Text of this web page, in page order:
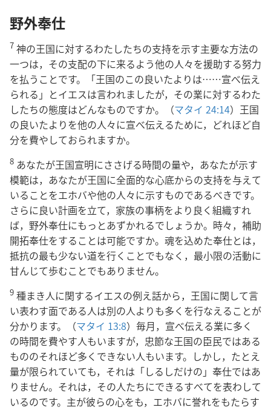
野外奉仕
7 神の王国に対するわたしたちの支持を示す主要な方法の
一つは，その支配の下に来るよう他の人々を援助する努力
を払うことです。「王国のこの良いたよりは……宣べ伝え
られる」とイエスは言われましたが，その業に対するわた
したちの態度はどんなものですか。（マタイ 24:14）王国
の良いたよりを他の人々に宣べ伝えるために，どれほど自
分を費やしておられますか。
8 あなたが王国宣明にささげる時間の量や，あなたが示す
模範は，あなたが王国に全面的な心底からの支持を与えて
いることをエホバや他の人々に示すものであるべきです。
さらに良い計画を立て，家族の事柄をより良く組織すれ
ば，野外奉仕にもっとあずかれるでしょうか。時々，補助
開拓奉仕をすることは可能ですか。魂を込めた奉仕とは，
抵抗の最も少ない道を行くことでもなく，最小限の活動に
甘んじて歩むことでもありません。
9 種まき人に関するイエスの例え話から，王国に関して言
い表わす面である人は別の人よりも多くを行なえることが
分かります。（マタイ 13:8）毎月，宣べ伝える業に多く
の時間を費やす人もいますが，忠節な王国の臣民ではある
もののそれほど多くできない人もいます。しかし，たとえ
量が限られていても，それは「しるしだけの」奉仕ではあ
りません。それは，その人たちにできるすべてを表わして
いるのです。主が彼らの心をも，エホバに誉れをもたらす